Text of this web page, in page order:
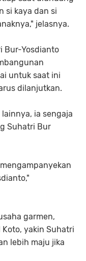
si kaya dan si
jelasnya.
Bur-Yosdianto
untuk saat ini
dilanjutkan.
ia sengaja
Suhatri Bur
garmen,
yakin Suhatri
lebih maju jika